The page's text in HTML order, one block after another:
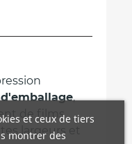
,
de films
largeurs et
et ceux de tiers
montrer des